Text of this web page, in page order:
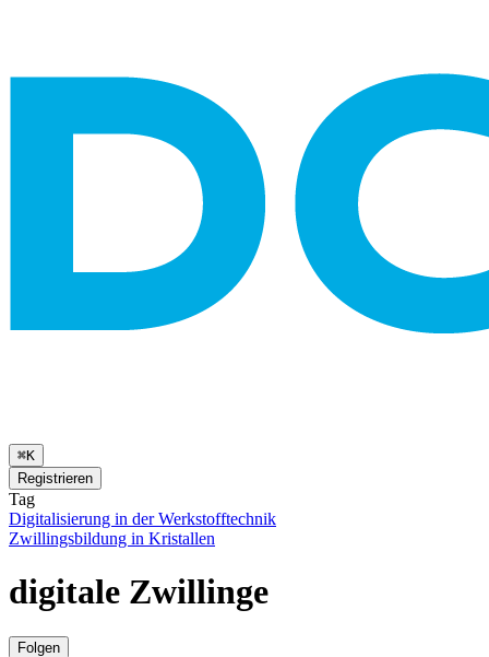
⌘K
Registrieren
Tag
Digitalisierung in der Werkstofftechnik
Zwillingsbildung in Kristallen
digitale Zwillinge
Folgen